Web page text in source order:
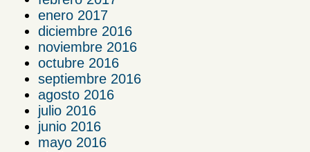
enero 2017
diciembre 2016
noviembre 2016
octubre 2016
septiembre 2016
agosto 2016
julio 2016
junio 2016
mayo 2016